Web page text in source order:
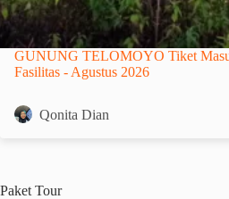
GUNUNG TELOMOYO Tiket
Fasilitas - Agustus 2026
Qonita Dian
Paket Tour